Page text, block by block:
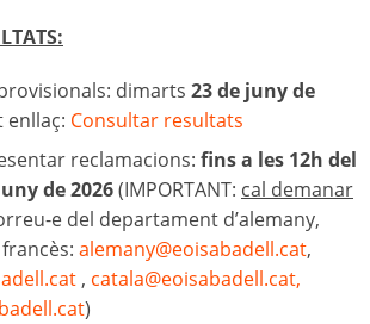
dimarts 23 de junyde
enllaç: Consultar resultats
reclamacions: fins a les 12h del
de 2026(IMPORTANT: cal demanar
e del departament d’alemany,
alemany@eoisabadell.cat,
, catala@eoisabadell.cat,
)